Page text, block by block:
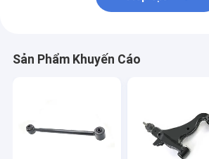
Sản Phẩm Khuyến Cáo